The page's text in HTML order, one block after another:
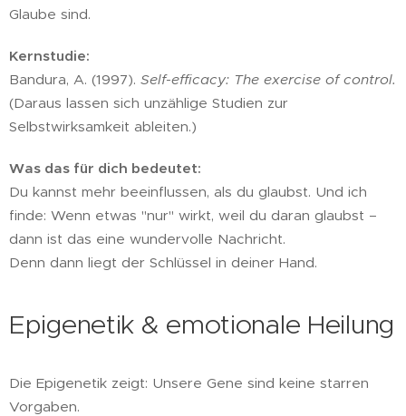
Glaube sind.
Kernstudie:
Bandura, A. (1997). Self-efficacy: The exercise of control.
(Daraus lassen sich unzählige Studien zur
Selbstwirksamkeit ableiten.)
Was das für dich bedeutet:
Du kannst mehr beeinflussen, als du glaubst. Und ich
finde: Wenn etwas "nur" wirkt, weil du daran glaubst –
dann ist das eine wundervolle Nachricht.
Denn dann liegt der Schlüssel in deiner Hand.
Epigenetik & emotionale Heilung
Die Epigenetik zeigt: Unsere Gene sind keine starren
Vorgaben.